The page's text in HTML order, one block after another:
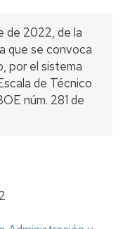
de 2022, de la
que se convoca
por el sistema
de Técnico
núm. 281 de